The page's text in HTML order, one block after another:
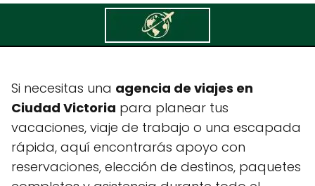
Big Latino Tours
Si necesitas una agencia de viajes en
Ciudad Victoria para planear tus
vacaciones, viaje de trabajo o una escapada
rápida, aquí encontrarás apoyo con
reservaciones, elección de destinos, paquetes